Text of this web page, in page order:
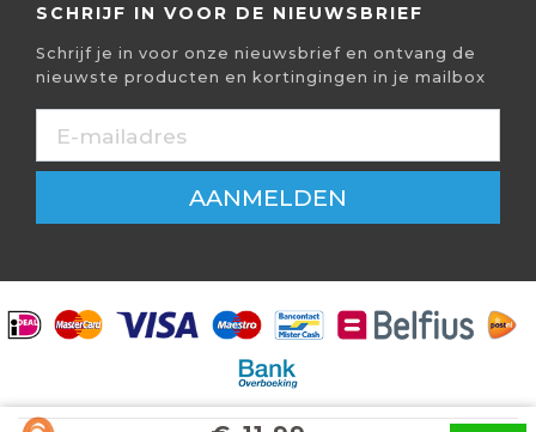
SCHRIJF IN VOOR DE NIEUWSBRIEF
Schrijf je in voor onze nieuwsbrief en ontvang de
nieuwste producten en kortingingen in je mailbox
AANMELDEN